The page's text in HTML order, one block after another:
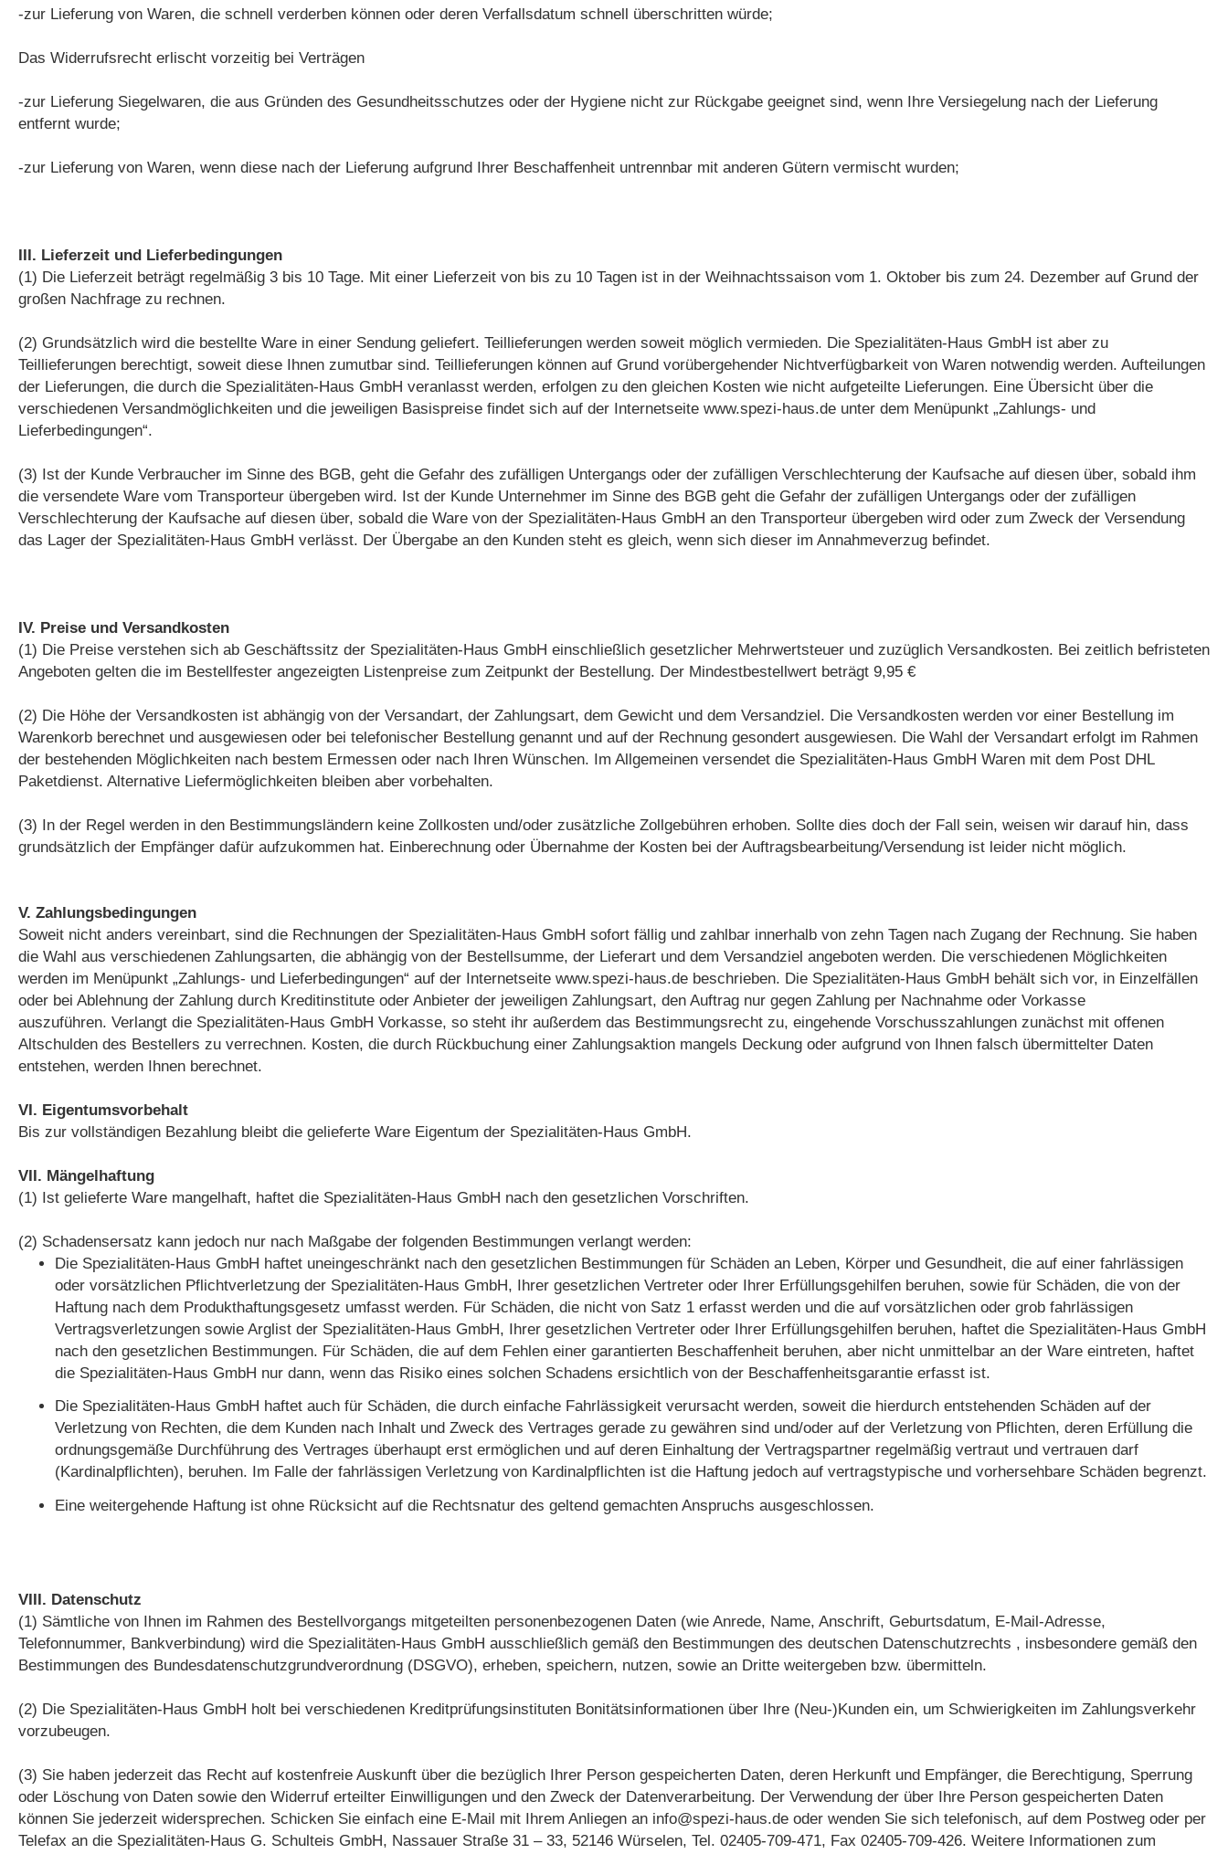
-zur Lieferung von Waren, die schnell verderben können oder deren Verfallsdatum schnell überschritten würde;
Das Widerrufsrecht erlischt vorzeitig bei Verträgen
-zur Lieferung Siegelwaren, die aus Gründen des Gesundheitsschutzes oder der Hygiene nicht zur Rückgabe geeignet sind, wenn Ihre Versiegelung nach der Lieferung
entfernt wurde;
-zur Lieferung von Waren, wenn diese nach der Lieferung aufgrund Ihrer Beschaffenheit untrennbar mit anderen Gütern vermischt wurden;
III. Lieferzeit und Lieferbedingungen
(1) Die Lieferzeit beträgt regelmäßig 3 bis 10 Tage. Mit einer Lieferzeit von bis zu 10 Tagen ist in der Weihnachtssaison vom 1. Oktober bis zum 24. Dezember auf Grund der
großen Nachfrage zu rechnen.
(2) Grundsätzlich wird die bestellte Ware in einer Sendung geliefert. Teillieferungen werden soweit möglich vermieden. Die Spezialitäten-Haus GmbH ist aber zu
Teillieferungen berechtigt, soweit diese Ihnen zumutbar sind. Teillieferungen können auf Grund vorübergehender Nichtverfügbarkeit von Waren notwendig werden. Aufteilungen
der Lieferungen, die durch die Spezialitäten-Haus GmbH veranlasst werden, erfolgen zu den gleichen Kosten wie nicht aufgeteilte Lieferungen. Eine Übersicht über die
verschiedenen Versandmöglichkeiten und die jeweiligen Basispreise findet sich auf der Internetseite www.spezi-haus.de unter dem Menüpunkt „Zahlungs- und
Lieferbedingungen“.
(3) Ist der Kunde Verbraucher im Sinne des BGB, geht die Gefahr des zufälligen Untergangs oder der zufälligen Verschlechterung der Kaufsache auf diesen über, sobald ihm
die versendete Ware vom Transporteur übergeben wird. Ist der Kunde Unternehmer im Sinne des BGB geht die Gefahr der zufälligen Untergangs oder der zufälligen
Verschlechterung der Kaufsache auf diesen über, sobald die Ware von der Spezialitäten-Haus GmbH an den Transporteur übergeben wird oder zum Zweck der Versendung
das Lager der Spezialitäten-Haus GmbH verlässt. Der Übergabe an den Kunden steht es gleich, wenn sich dieser im Annahmeverzug befindet.
IV. Preise und Versandkosten
(1) Die Preise verstehen sich ab Geschäftssitz der Spezialitäten-Haus GmbH einschließlich gesetzlicher Mehrwertsteuer und zuzüglich Versandkosten. Bei zeitlich befristeten
Angeboten gelten die im Bestellfester angezeigten Listenpreise zum Zeitpunkt der Bestellung. Der Mindestbestellwert beträgt 9,95 €
(2) Die Höhe der Versandkosten ist abhängig von der Versandart, der Zahlungsart, dem Gewicht und dem Versandziel. Die Versandkosten werden vor einer Bestellung im
Warenkorb berechnet und ausgewiesen oder bei telefonischer Bestellung genannt und auf der Rechnung gesondert ausgewiesen. Die Wahl der Versandart erfolgt im Rahmen
der bestehenden Möglichkeiten nach bestem Ermessen oder nach Ihren Wünschen. Im Allgemeinen versendet die Spezialitäten-Haus GmbH Waren mit dem Post DHL
Paketdienst. Alternative Liefermöglichkeiten bleiben aber vorbehalten.
(3) In der Regel werden in den Bestimmungsländern keine Zollkosten und/oder zusätzliche Zollgebühren erhoben. Sollte dies doch der Fall sein, weisen wir darauf hin, dass
grundsätzlich der Empfänger dafür aufzukommen hat. Einberechnung oder Übernahme der Kosten bei der Auftragsbearbeitung/Versendung ist leider nicht möglich.
V. Zahlungsbedingungen
Soweit nicht anders vereinbart, sind die Rechnungen der Spezialitäten-Haus GmbH sofort fällig und zahlbar innerhalb von zehn Tagen nach Zugang der Rechnung. Sie haben
die Wahl aus verschiedenen Zahlungsarten, die abhängig von der Bestellsumme, der Lieferart und dem Versandziel angeboten werden. Die verschiedenen Möglichkeiten
werden im Menüpunkt „Zahlungs- und Lieferbedingungen“ auf der Internetseite www.spezi-haus.de beschrieben. Die Spezialitäten-Haus GmbH behält sich vor, in Einzelfällen
oder bei Ablehnung der Zahlung durch Kreditinstitute oder Anbieter der jeweiligen Zahlungsart, den Auftrag nur gegen Zahlung per Nachnahme oder Vorkasse
auszuführen. Verlangt die Spezialitäten-Haus GmbH Vorkasse, so steht ihr außerdem das Bestimmungsrecht zu, eingehende Vorschusszahlungen zunächst mit offenen
Altschulden des Bestellers zu verrechnen. Kosten, die durch Rückbuchung einer Zahlungsaktion mangels Deckung oder aufgrund von Ihnen falsch übermittelter Daten
entstehen, werden Ihnen berechnet.
VI. Eigentumsvorbehalt
Bis zur vollständigen Bezahlung bleibt die gelieferte Ware Eigentum der Spezialitäten-Haus GmbH.
VII. Mängelhaftung
(1) Ist gelieferte Ware mangelhaft, haftet die Spezialitäten-Haus GmbH nach den gesetzlichen Vorschriften.
(2) Schadensersatz kann jedoch nur nach Maßgabe der folgenden Bestimmungen verlangt werden:
Die Spezialitäten-Haus GmbH haftet uneingeschränkt nach den gesetzlichen Bestimmungen für Schäden an Leben, Körper und Gesundheit, die auf einer fahrlässigen
oder vorsätzlichen Pflichtverletzung der Spezialitäten-Haus GmbH, Ihrer gesetzlichen Vertreter oder Ihrer Erfüllungsgehilfen beruhen, sowie für Schäden, die von der
Haftung nach dem Produkthaftungsgesetz umfasst werden. Für Schäden, die nicht von Satz 1 erfasst werden und die auf vorsätzlichen oder grob fahrlässigen
Vertragsverletzungen sowie Arglist der Spezialitäten-Haus GmbH, Ihrer gesetzlichen Vertreter oder Ihrer Erfüllungsgehilfen beruhen, haftet die Spezialitäten-Haus GmbH
nach den gesetzlichen Bestimmungen. Für Schäden, die auf dem Fehlen einer garantierten Beschaffenheit beruhen, aber nicht unmittelbar an der Ware eintreten, haftet
die Spezialitäten-Haus GmbH nur dann, wenn das Risiko eines solchen Schadens ersichtlich von der Beschaffenheitsgarantie erfasst ist.
Die Spezialitäten-Haus GmbH haftet auch für Schäden, die durch einfache Fahrlässigkeit verursacht werden, soweit die hierdurch entstehenden Schäden auf der
Verletzung von Rechten, die dem Kunden nach Inhalt und Zweck des Vertrages gerade zu gewähren sind und/oder auf der Verletzung von Pflichten, deren Erfüllung die
ordnungsgemäße Durchführung des Vertrages überhaupt erst ermöglichen und auf deren Einhaltung der Vertragspartner regelmäßig vertraut und vertrauen darf
(Kardinalpflichten), beruhen. Im Falle der fahrlässigen Verletzung von Kardinalpflichten ist die Haftung jedoch auf vertragstypische und vorhersehbare Schäden begrenzt.
Eine weitergehende Haftung ist ohne Rücksicht auf die Rechtsnatur des geltend gemachten Anspruchs ausgeschlossen.
VIII. Datenschutz
(1) Sämtliche von Ihnen im Rahmen des Bestellvorgangs mitgeteilten personenbezogenen Daten (wie Anrede, Name, Anschrift, Geburtsdatum, E-Mail-Adresse,
Telefonnummer, Bankverbindung) wird die Spezialitäten-Haus GmbH ausschließlich gemäß den Bestimmungen des deutschen Datenschutzrechts , insbesondere gemäß den
Bestimmungen des Bundesdatenschutzgrundverordnung (DSGVO), erheben, speichern, nutzen, sowie an Dritte weitergeben bzw. übermitteln.
(2) Die Spezialitäten-Haus GmbH holt bei verschiedenen Kreditprüfungsinstituten Bonitätsinformationen über Ihre (Neu-)Kunden ein, um Schwierigkeiten im Zahlungsverkehr
vorzubeugen.
(3) Sie haben jederzeit das Recht auf kostenfreie Auskunft über die bezüglich Ihrer Person gespeicherten Daten, deren Herkunft und Empfänger, die Berechtigung, Sperrung
oder Löschung von Daten sowie den Widerruf erteilter Einwilligungen und den Zweck der Datenverarbeitung. Der Verwendung der über Ihre Person gespeicherten Daten
können Sie jederzeit widersprechen. Schicken Sie einfach eine E-Mail mit Ihrem Anliegen an info@spezi-haus.de oder wenden Sie sich telefonisch, auf dem Postweg oder per
Telefax an die Spezialitäten-Haus G. Schulteis GmbH, Nassauer Straße 31 – 33, 52146 Würselen, Tel. 02405-709-471, Fax 02405-709-426. Weitere Informationen zum